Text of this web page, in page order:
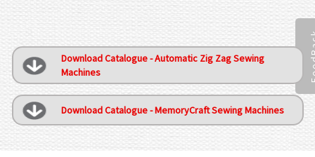
Download Catalogue - Automatic Zig Zag Sewing
Machines
Download Catalogue - MemoryCraft Sewing Machines